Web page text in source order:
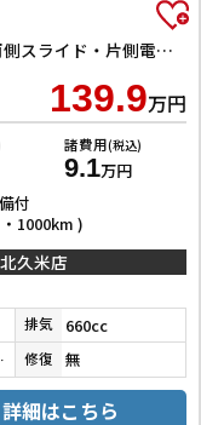
L ドライブレコーダー バックカメラ 両側スライド・片側電動 ナビ クリアランスソナー レーンアシスト 衝突被害軽減システム オートライト スマートキー アイドリングストップ 電動格納ミラー
139.9万円
諸費用(税込)
9.1万円
付
1000km )
北久米店
排気 660cc
ル 修復 無
詳細はこちら